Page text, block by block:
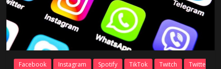
Facebook Instagram Spotify TikTok Twitch
Twitte